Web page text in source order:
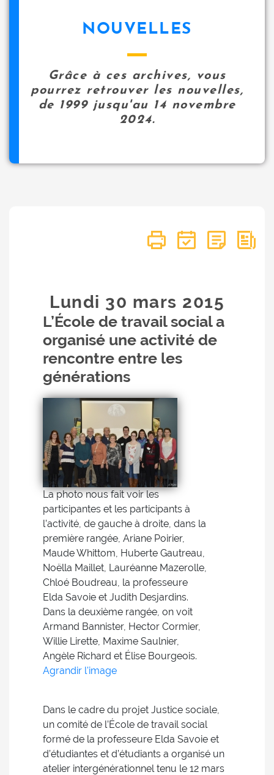
NOUVELLES
Grâce à ces archives, vous
pourrez retrouver les nouvelles,
de 1999 jusqu'au 14 novembre
2024.
Lundi 30 mars 2015
L’École de travail social a
organisé une activité de
rencontre entre les
générations
La photo nous fait voir les
participantes et les participants à
l’activité, de gauche à droite, dans la
première rangée, Ariane Poirier,
Maude Whittom, Huberte Gautreau,
Noëlla Maillet, Lauréanne Mazerolle,
Chloé Boudreau, la professeure
Elda Savoie et Judith Desjardins.
Dans la deuxième rangée, on voit
Armand Bannister, Hector Cormier,
Willie Lirette, Maxime Saulnier,
Angèle Richard et Élise Bourgeois.
Agrandir l'image
Dans le cadre du projet Justice sociale,
un comité de l’École de travail social
formé de la professeure Elda Savoie et
d’étudiantes et d’étudiants a organisé un
atelier intergénérationnel tenu le 12 mars